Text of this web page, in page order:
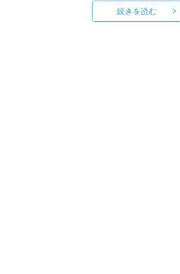
続きを読む